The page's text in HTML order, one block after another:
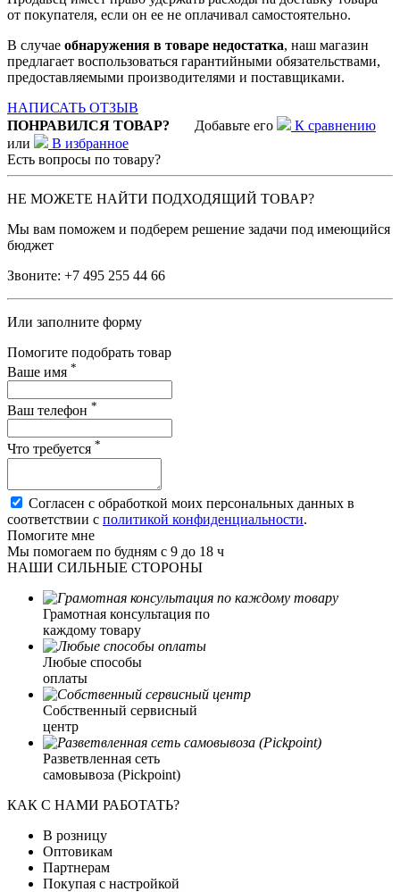
от покупателя, если он ее не оплачивал самостоятельно.
В случае обнаружения в товаре недостатка, наш магазин
предлагает воспользоваться гарантийными обязательствами,
предоставляемыми производителями и поставщиками.
НАПИСАТЬ ОТЗЫВ
ПОНРАВИЛСЯ ТОВАР? Добавьте его
К сравнению
или
В избранное
Есть вопросы по товару?
НЕ МОЖЕТЕ НАЙТИ ПОДХОДЯЩИЙ ТОВАР?
Мы вам поможем и подберем решение задачи под имеющийся
бюджет
Звоните: +7 495 255 44 66
Или заполните форму
Помогите подобрать товар
Ваше имя *
Ваш телефон *
Что требуется *
Согласен с обработкой моих персональных данных в
соответствии с политикой конфиденциальности.
Помогите мне
Мы помогаем по будням с 9 до 18 ч
НАШИ СИЛЬНЫЕ СТОРОНЫ
Грамотная консультация по
каждому товару
Любые способы
оплаты
Собственный сервисный
центр
Разветвленная сеть
самовывоза (Pickpoint)
КАК С НАМИ РАБОТАТЬ?
В розницу
Оптовикам
Партнерам
Покупая с настройкой